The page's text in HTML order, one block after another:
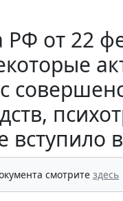
РФ от 22
вступило
смотрите здесь